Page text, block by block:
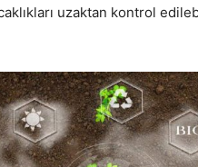
uzaktan kontrol